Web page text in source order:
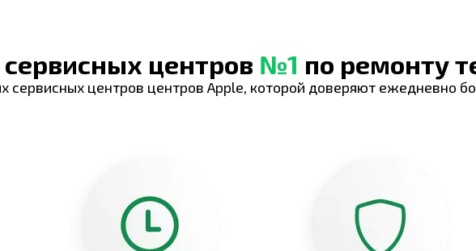
сервисных центров №1 по ремонту
сервисных центров центров Apple, которой доверяют ежедневно